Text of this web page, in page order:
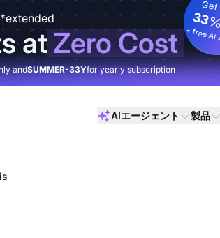
atZero Cost + free
andSUMMER-33Yfor yearly subscription
AIエージェント 製品